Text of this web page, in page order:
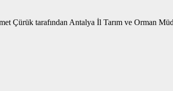
Çürük tarafından Antalya İl Tarım ve Orman